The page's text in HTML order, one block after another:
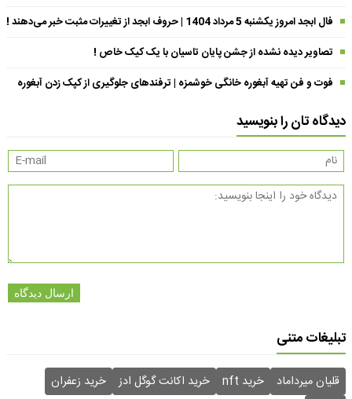
فال ابجد امروز یکشنبه 5 مرداد 1404 | حروف ابجد از تغییرات مثبت خبر می‌دهند !
تصاویر دیده نشده از جشن پایان تاسیان با یک کیک خاص !
فوت و فن تهیه آبغوره خانگی خوشمزه | ترفندهای جلوگیری از کپک زدن آبغوره
دیدگاه تان را بنویسید
ارسال دیدگاه
تبلیغات متنی
قلیان میرداماد خرید nft خرید اکانت گوگل ادز خرید زعفران